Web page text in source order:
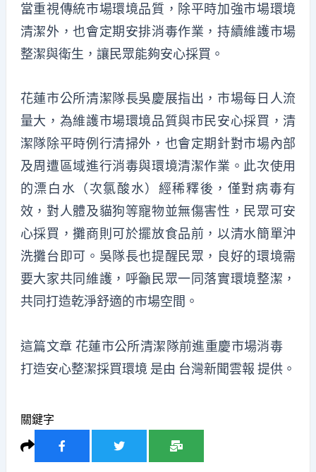
當重視傳統市場環境品質，除平時加強市場環境
清潔外，也會定期安排消毒作業，持續維護市場
整潔與衛生，讓民眾能夠安心採買。
花蓮市公所清潔隊長吳慶展指出，市場每日人流
量大，為維護市場環境品質與市民安心採買，清
潔隊除平時例行清掃外，也會定期針對市場內部
及周遭區域進行消毒與環境清潔作業。此次使用
的漂白水（次氯酸水）經稀釋後，僅對病毒有
效，對人體及貓狗等寵物並無傷害性，民眾可安
心採買，攤商則可於擺放食品前，以清水簡單沖
洗攤台即可。吳隊長也提醒民眾，良好的環境需
要大家共同維護，呼籲民眾一同落實環境整潔，
共同打造乾淨舒適的市場空間。
這篇文章 花蓮市公所清潔隊前進重慶市場消毒
打造安心整潔採買環境 是由 台灣新聞雲報 提供。
關鍵字